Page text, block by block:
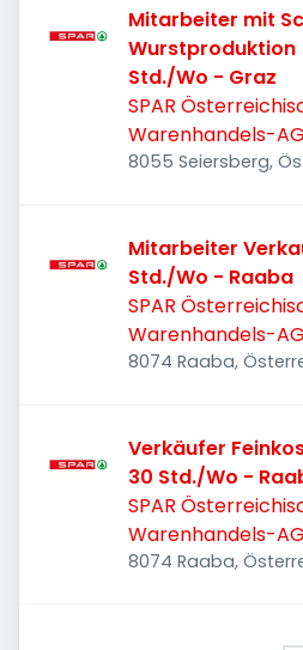
Mitarbeiter mit
Std./Wo - Graz
SPAR
Warenhandels-AG
8055 Seiersberg,
Mitarbeiter
Std./Wo - Raaba
SPAR
Warenhandels-AG
8074 Raaba,
Verkäufer
30 Std./Wo -
SPAR
Warenhandels-AG
8074 Raaba,